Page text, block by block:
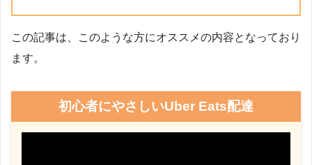
この記事は、このような方にオススメの内容となっており
ます。
初心者にやさしいUber Eats配達